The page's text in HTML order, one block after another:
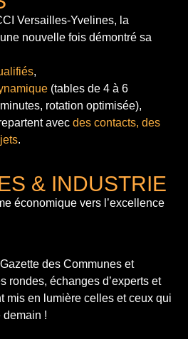
Versailles-Yvelines, la
nouvelle fois démontré sa
,
(tables de 4 à 6
rotation optimisée),
avec des contacts, des
.
& INDUSTRIE
économique vers l’excellence
des Communes et
rondes, échanges d’experts et
mis en lumière celles et ceux qui
demain !